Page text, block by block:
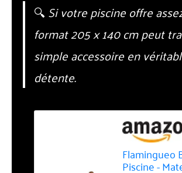
🔍Si votre piscine offre
format 205 x 140 cm peut
simple accessoire en
détente.
Flamingueo
Piscine -